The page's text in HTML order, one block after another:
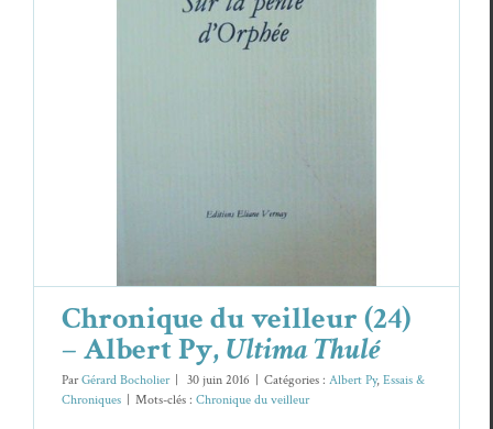
Chronique du veilleur (24)
– Albert Py,Ultima Thulé
ParGérard Bocholier 30 juin 2016 Catégories : Albert Py, Essais &
Chroniques
Mots-clés : Chronique du veilleur